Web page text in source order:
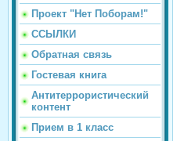
Проект "Нет Поборам!"
ССЫЛКИ
Обратная связь
Гостевая книга
Антитеррористический
контент
Прием в 1 класс